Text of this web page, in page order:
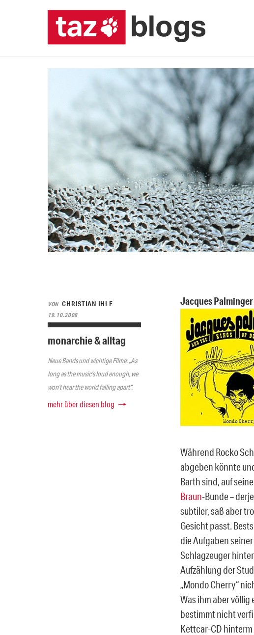
VON CHRISTIAN IHLE
19.10.2008
monarchie & alltag
Neue Bands und wichtige Filme: „As
long as the music’s loud enough, we
won’t hear the world falling apart“.
mehr über diesen blog
Jacques
Während Rocko
abgeben könnte
Barth sind, auf
Braun-Bunde –
subtiler, saß aber
Gesicht passt.
die Aufgaben
Schlagzeuger
Aufzählung der
„Mondo Cherry“
Was ihm aber völlig
bestimmt nicht
Kettcar-CD hinterm